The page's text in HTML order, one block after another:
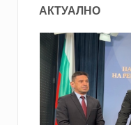
АКТУАЛНО